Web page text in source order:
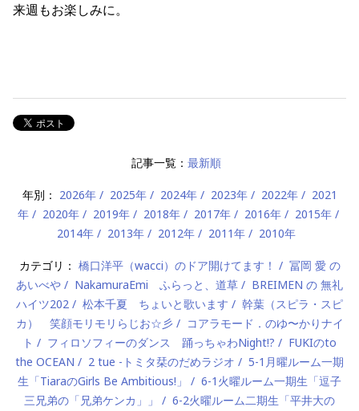
来週もお楽しみに。
記事一覧： 最新順
年別： 2026年 2025年 2024年 2023年 2022年
2021
年
2020年 2019年 2018年 2017年 2016年
2015年
2014年
2013年 2012年 2011年 2010年
カテゴリ： 橋口洋平（wacci）のドア開けてます！
冨岡 愛 の
あいべや
NakamuraEmi ふらっと、道草
BREIMEN の 無礼
ハイツ202
松本千夏 ちょいと歌います
幹葉（スピラ・スピ
カ） 笑顔モリモリらじお☆彡
コアラモード．のゆ〜かりナイ
ト
フィロソフィーのダンス 踊っちゃわNight!?
FUKIのto
the OCEAN
2 tue -トミタ栞のだめラジオ
5-1月曜ルーム一期
生「TiaraのGirls Be Ambitious!」
6-1火曜ルーム一期生「逗子
三兄弟の「兄弟ケンカ」」
6-2火曜ルーム二期生「平井大の